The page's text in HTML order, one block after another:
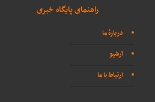
راهنمای پایگاه خبری
دربارهٔ ما
آرشیو
ارتباط با ما